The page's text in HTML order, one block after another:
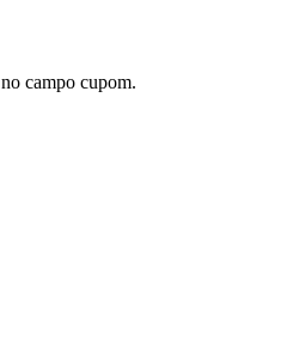
no campo cupom.